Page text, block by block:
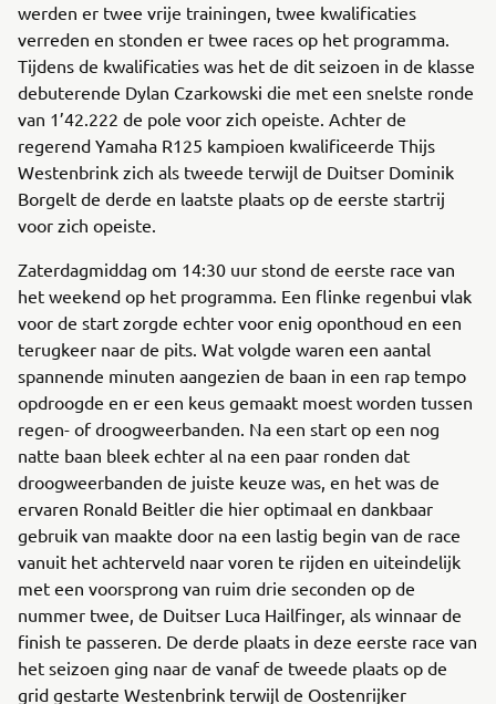
werden er twee vrije trainingen, twee kwalificaties
verreden en stonden er twee races op het programma.
Tijdens de kwalificaties was het de dit seizoen in de klasse
debuterende Dylan Czarkowski die met een snelste ronde
van 1’42.222 de pole voor zich opeiste. Achter de
regerend Yamaha R125 kampioen kwalificeerde Thijs
Westenbrink zich als tweede terwijl de Duitser Dominik
Borgelt de derde en laatste plaats op de eerste startrij
voor zich opeiste.
Zaterdagmiddag om 14:30 uur stond de eerste race van
het weekend op het programma. Een flinke regenbui vlak
voor de start zorgde echter voor enig oponthoud en een
terugkeer naar de pits. Wat volgde waren een aantal
spannende minuten aangezien de baan in een rap tempo
opdroogde en er een keus gemaakt moest worden tussen
regen- of droogweerbanden. Na een start op een nog
natte baan bleek echter al na een paar ronden dat
droogweerbanden de juiste keuze was, en het was de
ervaren Ronald Beitler die hier optimaal en dankbaar
gebruik van maakte door na een lastig begin van de race
vanuit het achterveld naar voren te rijden en uiteindelijk
met een voorsprong van ruim drie seconden op de
nummer twee, de Duitser Luca Hailfinger, als winnaar de
finish te passeren. De derde plaats in deze eerste race van
het seizoen ging naar de vanaf de tweede plaats op de
grid gestarte Westenbrink terwijl de Oostenrijker